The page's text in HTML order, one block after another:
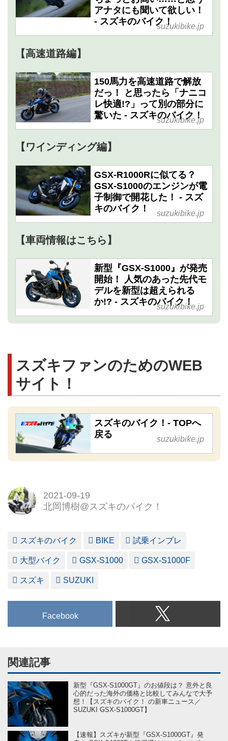
アナタにも聞いて欲しい！
- スズキのバイク！suzukibike.jp
【高速道路編】
150馬力を高速道路で解放
だっ！ と思ったら「ナニコ
レ快適!?」って別の部分に
驚いた - スズキのバイク！
suzukibike.jp
【ワインディング編】
GSX-R1000Rに似てる？
GSX-S1000のエンジンが電
子制御で開花した！ - スズ
キのバイク！
suzukibike.jp
【車両情報はこちら】
新型『GSX-S1000』が発売
開始！ 人気のあった先代モ
デルを新型は超えられる
か!? - スズキのバイク！
suzukibike.jp
スズキファンのためのWEB
サイト！
スズキのバイク！- TOPへ
戻る
suzukibike.jp
2021-09-19
北岡博樹@スズキのバイク！
スズキのバイク BIKE 試乗インプレ
大型バイク GSX-S1000 GSX-S1000F
スズキ SUZUKI
Facebook
関連記事
新型『GSX-S1000GT』のお値段は？ 意外と良
心的だった海外の価格と比較してみんなで大予
想！【スズキのバイク！ の新車ニュース／
SUZUKI GSX-S1000GT】
【速報】スズキが新型『GSX-S1000GT』発